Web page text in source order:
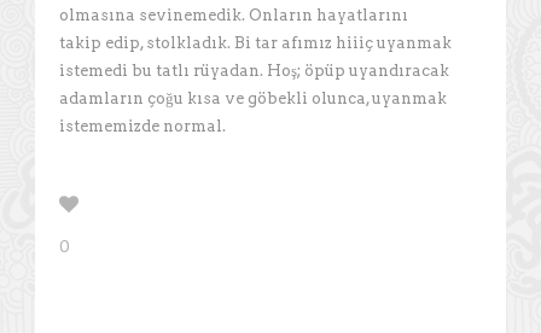
olmasına sevinemedik. Onların hayatlarını
takip edip, stolkladık. Bi tar afımız hiiiç uyanmak
istemedi bu tatlı rüyadan. Hoş; öpüp uyandıracak
adamların çoğu kısa ve göbekli olunca, uyanmak
istememizde normal.
0